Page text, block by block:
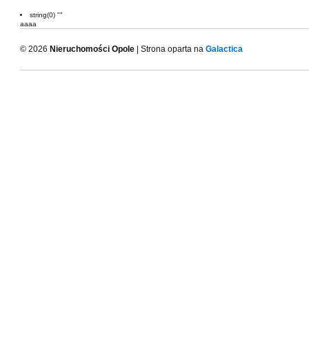
string(0) ""
aaaa
© 2026 Nieruchomości Opole | Strona oparta na Galactica